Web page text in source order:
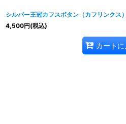
シルバー王冠カフスボタン（カフリンクス）
4,500円(税込)
カートに